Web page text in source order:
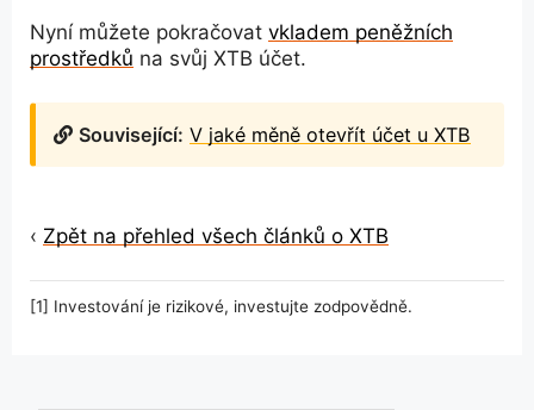
Nyní můžete pokračovat vkladem peněžních
prostředků na svůj XTB účet.
Související: V jaké měně otevřít účet u XTB
‹ Zpět na přehled všech článků o XTB
[1] Investování je rizikové, investujte zodpovědně.